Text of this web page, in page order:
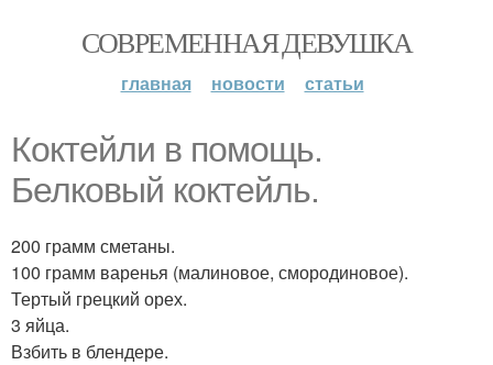
СОВРЕМЕННАЯ ДЕВУШКА
главная новости статьи
Коктейли в помощь.
Белковый коктейль.
200 грамм сметаны.
100 грамм варенья (малиновое, смородиновое).
Тертый грецкий орех.
3 яйца.
Взбить в блендере.